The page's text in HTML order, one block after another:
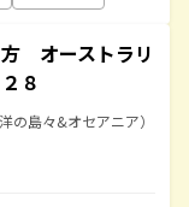
オーストラリ
８
の島々&オセアニア）